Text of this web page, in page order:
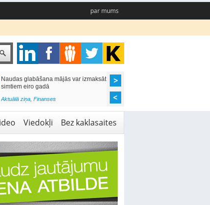
par mums
Naudas glabāšana mājās var izmaksāt
simtiem eiro gadā
Aktuālā ziņa, Finanses
Viedokļi Bez kaklasaites